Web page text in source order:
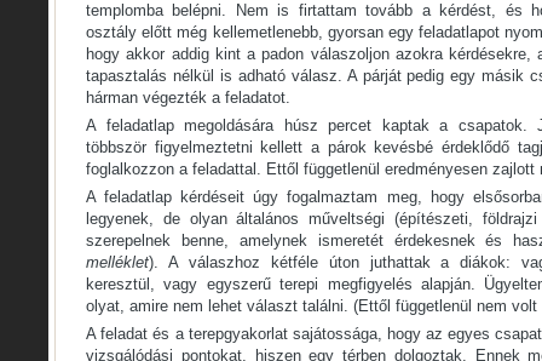
templomba belépni. Nem is firtattam tovább a kérdést, és
osztály előtt még kellemetlenebb, gyorsan egy feladatlapot
hogy akkor addig kint a padon válaszoljon azokra kérdésekre,
tapasztalás nélkül is adható válasz. A párját pedig egy másik
hárman végezték a feladatot.
A feladatlap megoldására húsz percet kaptak a csapatok.
többször figyelmeztetni kellett a párok kevésbé érdeklődő
foglalkozzon a feladattal. Ettől függetlenül eredményesen zajlott
A feladatlap kérdéseit úgy fogalmaztam meg, hogy
legyenek, de olyan általános műveltségi (építészeti,
szerepelnek benne, amelynek ismeretét érdekesnek és
melléklet). A válaszhoz kétféle úton juthattak a diákok:
keresztül, vagy egyszerű terepi megfigyelés alapján.
olyat, amire nem lehet választ találni. (Ettől függetlenül nem volt
A feladat és a terepgyakorlat sajátossága, hogy az egyes
vizsgálódási pontokat, hiszen egy térben dolgoztak. Ennek